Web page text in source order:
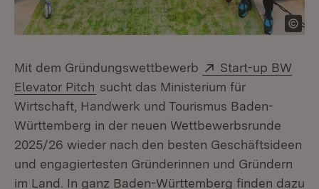
Mit dem Gründungswettbewerb Extern:
Start-up BW
Elevator Pitch (Öffnet in neuem Fenster)
sucht das Ministerium für
Wirtschaft, Handwerk und Tourismus Baden-
Württemberg in der neuen Wettbewerbsrunde
2025/26 wieder nach den besten Geschäftsideen
und engagiertesten Gründerinnen und Gründern
im Land. In ganz Baden-Württemberg finden dazu